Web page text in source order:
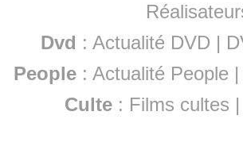
Dvd : Actualité DVD |
People :Actualité People
Culte : Films cultes